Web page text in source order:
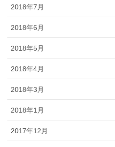
2018年7月
2018年6月
2018年5月
2018年4月
2018年3月
2018年1月
2017年12月